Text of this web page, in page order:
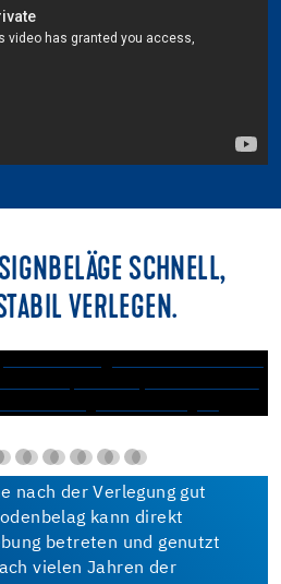
SCHNELL,
VERLEGEN.
nach der Verlegung gut
kann direkt
betreten und genutzt
vielen Jahren der